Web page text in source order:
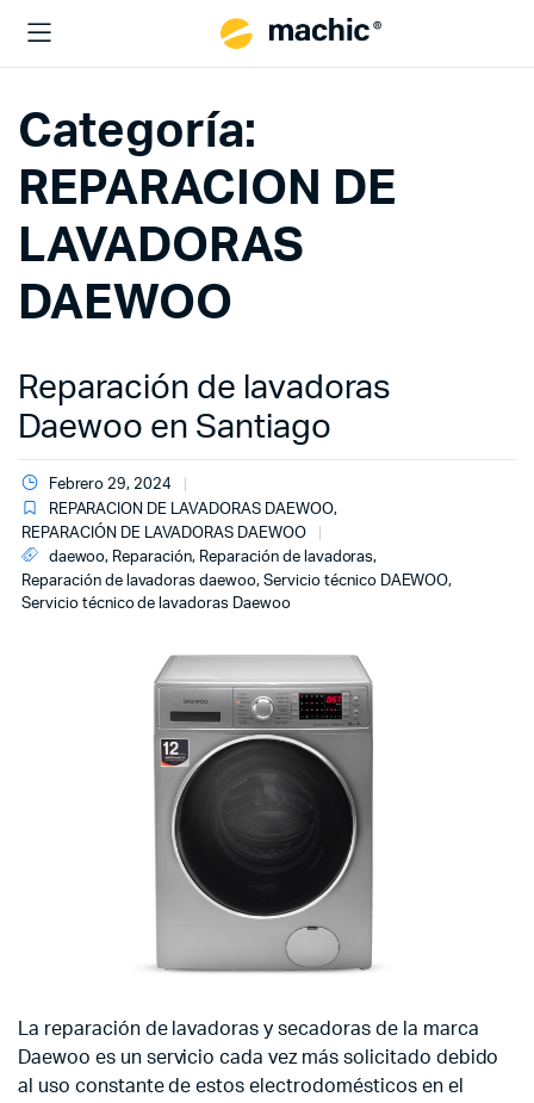
Categoría:
REPARACION DE
LAVADORAS
DAEWOO
Reparación de lavadoras
Daewoo en Santiago
Febrero 29, 2024
REPARACION DE LAVADORAS DAEWOO,
REPARACIÓN DE LAVADORAS DAEWOO
daewoo, Reparación, Reparación de lavadoras,
Reparación de lavadoras daewoo, Servicio técnico DAEWOO,
Servicio técnico de lavadoras Daewoo
La reparación de lavadoras y secadoras de la marca
Daewoo es un servicio cada vez más solicitado debido
al uso constante de estos electrodomésticos en el